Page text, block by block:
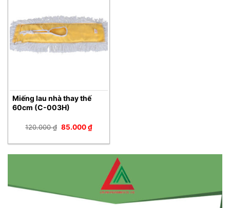
Miếng lau nhà thay thế
60cm (C-003H)
120.000₫ Giá
120.000 ₫.
85.000₫Giá
hiện
là:
85.000 ₫.